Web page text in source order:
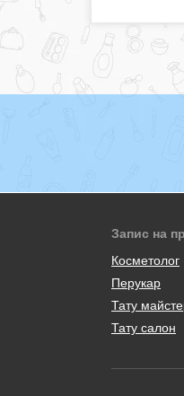
Запис на
Косметолог
Перукар
Тату
Тату салон